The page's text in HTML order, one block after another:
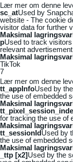
Lær mer om denne
sc_atUsed by
website - The cookie
visitor data for further
Maksimal
pUsed to track
relevant
Maksimal
TikTok
7
Lær mer om denne
tt_appInfoUsed by
the use of embedded
Maksimal
for tracking the use of
Maksimal
tt_sessionIdUsed by
the use of embedded
Maksimal
_ttp [x2]Used by the